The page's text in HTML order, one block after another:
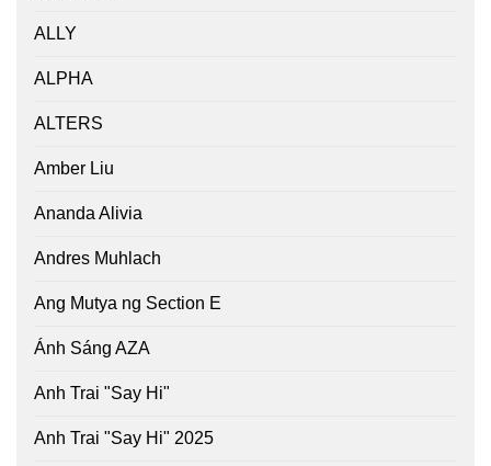
ALLY
ALPHA
ALTERS
Amber Liu
Ananda Alivia
Andres Muhlach
Ang Mutya ng Section E
Ánh Sáng AZA
Anh Trai "Say Hi"
Anh Trai "Say Hi" 2025